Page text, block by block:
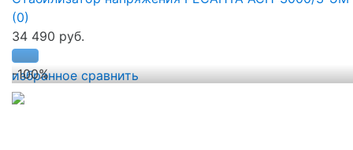
избранное сравнить
(0)
34 490 руб.
-100%